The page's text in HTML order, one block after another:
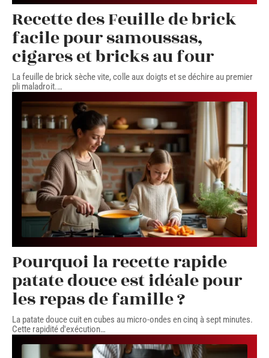
Recette des Feuille de brick
facile pour samoussas,
cigares et bricks au four
La feuille de brick sèche vite, colle aux doigts et se déchire au premier
pli maladroit.…
Pourquoi la recette rapide
patate douce est idéale pour
les repas de famille ?
La patate douce cuit en cubes au micro-ondes en cinq à sept minutes.
Cette rapidité d'exécution…